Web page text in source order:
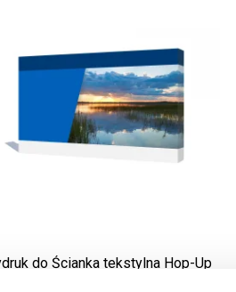
do Ścianka tekstylna Hop-Up